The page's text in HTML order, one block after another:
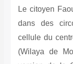
Le citoyen
dans des
cellule du
(Wilaya de